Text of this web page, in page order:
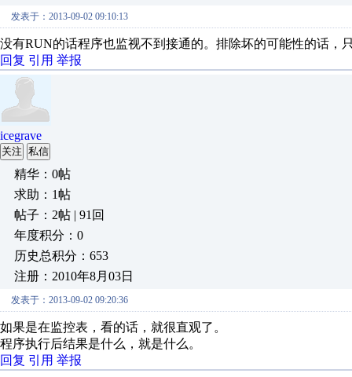
发表于：2013-09-02 09:10:13
没有RUN的话程序也监视不到接通的。排除坏的可能性的话，
回复 引用 举报
icegrave
关注 私信
精华：0帖
求助：1帖
帖子：2帖 | 91回
年度积分：0
历史总积分：653
注册：2010年8月03日
发表于：2013-09-02 09:20:36
如果是在监控表，看的话，就很直观了。
程序执行后结果是什么，就是什么。
回复 引用 举报